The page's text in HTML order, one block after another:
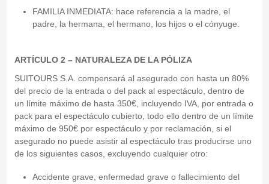
FAMILIA INMEDIATA: hace referencia a la madre, el
padre, la hermana, el hermano, los hijos o el cónyuge.
ARTÍCULO 2 – NATURALEZA DE LA PÓLIZA
SUITOURS S.A. compensará al asegurado con hasta un 80%
del precio de la entrada o del pack al espectáculo, dentro de
un límite máximo de hasta 350€, incluyendo IVA, por entrada o
pack para el espectáculo cubierto, todo ello dentro de un límite
máximo de 950€ por espectáculo y por reclamación, si el
asegurado no puede asistir al espectáculo tras producirse uno
de los siguientes casos, excluyendo cualquier otro:
Accidente grave, enfermedad grave o fallecimiento del